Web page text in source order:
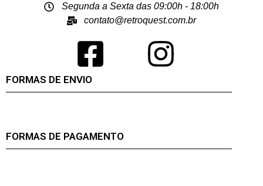
Segunda a Sexta das 09:00h - 18:00h
contato@retroquest.com.br
FORMAS DE ENVIO
FORMAS DE PAGAMENTO